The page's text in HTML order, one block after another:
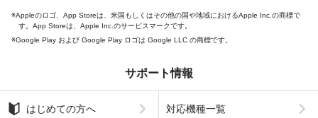
Appleのロゴ、App Storeは、米国もしくはその他の国や地域におけるApple Inc.の商標で
す。App Storeは、Apple Inc.のサービスマークです。
Google Play および Google Play ロゴは Google LLC の商標です。
サポート情報
はじめての方へ 対応機種一覧